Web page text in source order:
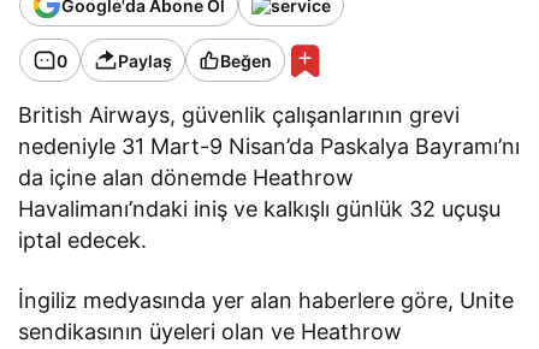
Google'da Abone Ol
0 Paylaş Beğen
British Airways, güvenlik çalışanlarının grevi
nedeniyle 31 Mart-9 Nisan’da Paskalya Bayramı’nı
da içine alan dönemde Heathrow
Havalimanı’ndaki iniş ve kalkışlı günlük 32 uçuşu
iptal edecek.
İngiliz medyasında yer alan haberlere göre, Unite
sendikasının üyeleri olan ve Heathrow